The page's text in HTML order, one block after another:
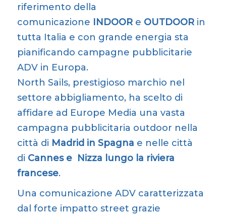
riferimento della
comunicazione INDOORe OUTDOORin
tutta Italia e con grande energia sta
pianificando campagne pubblicitarie
ADV in Europa.
North Sails, prestigioso marchio nel
settore abbigliamento, ha scelto di
affidare ad Europe Media una vasta
campagna pubblicitaria outdoor nella
città di Madrid in Spagna e nelle città
di Cannes e Nizza lungo la riviera
francese.
Una comunicazione ADV caratterizzata
dal forte impatto street grazie